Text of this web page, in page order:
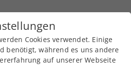
Cookies verwendet. Einige
benötigt, während es uns andere
auf unserer Webseite